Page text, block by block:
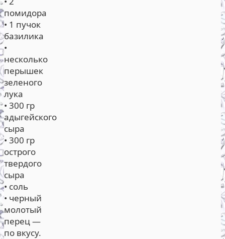
помидора
• 1 пучок
базилика
•
несколько
перышек
зеленого
лука
• 300 гр
адыгейского
сыра
• 300 гр
острого
твердого
сыра
• соль
• черный
молотый
перец —
по вкусу.